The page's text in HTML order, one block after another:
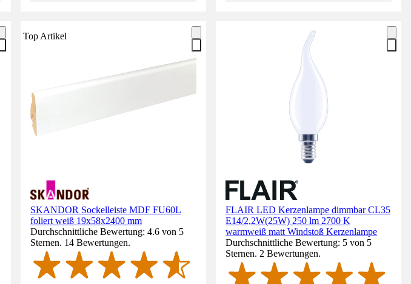
Top Artikel
SKANDOR Sockelleiste MDF FU60L
foliert weiß 19x58x2400 mm
Durchschnittliche Bewertung: 4.6 von 5
Sternen. 14 Bewertungen.
FLAIR LED Kerzenlampe dimmbar CL35
E14/2,2W(25W) 250 lm 2700 K
warmweiß matt Windstoß Kerzenlampe
Durchschnittliche Bewertung: 5 von 5
Sternen. 2 Bewertungen.